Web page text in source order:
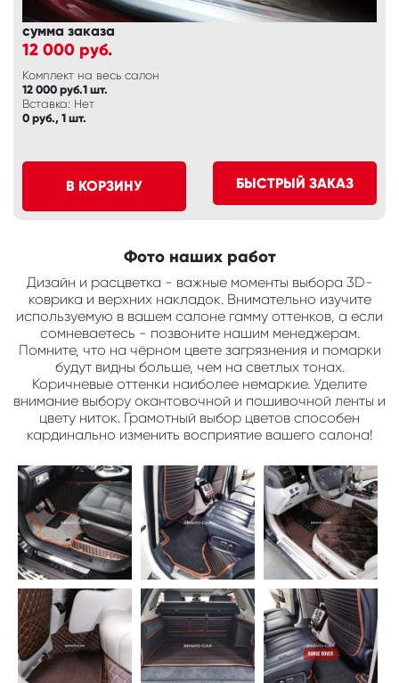
сумма заказа
12 000 руб.
Комплект на весь салон
12 000 руб.1 шт.
Вставка: Нет
0 руб., 1 шт.
В КОРЗИНУ БЫСТРЫЙ ЗАКАЗ
Фото наших работ
Дизайн и расцветка - важные моменты выбора 3D-
коврика и верхних накладок. Внимательно изучите
используемую в вашем салоне гамму оттенков, а если
сомневаетесь - позвоните нашим менеджерам.
Помните, что на чёрном цвете загрязнения и помарки
будут видны больше, чем на светлых тонах.
Коричневые оттенки наиболее немаркие. Уделите
внимание выбору окантовочной и пошивочной ленты и
цвету ниток. Грамотный выбор цветов способен
кардинально изменить восприятие вашего салона!